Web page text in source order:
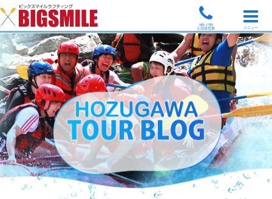
9時-17時
土日祝営業
メニュー